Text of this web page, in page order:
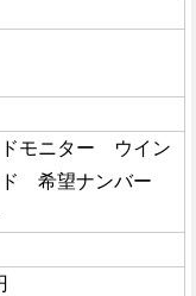
モニター ウイン
ド 希望ナンバー